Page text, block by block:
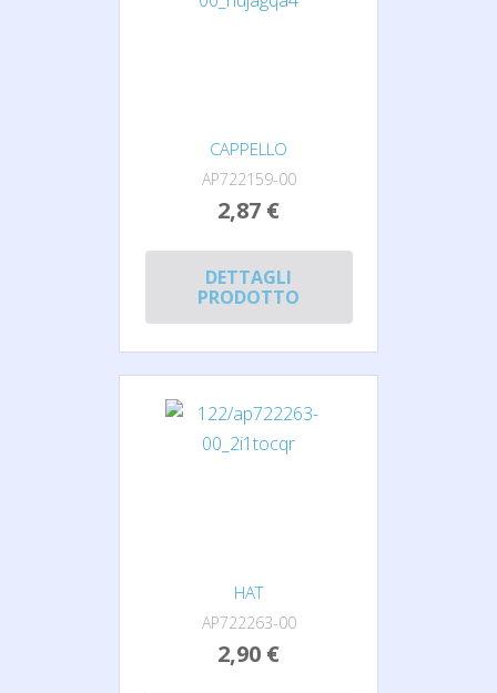
CAPPELLO
AP722159-00
2,87 €
DETTAGLI
PRODOTTO
HAT
AP722263-00
2,90 €